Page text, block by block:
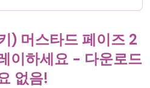
) 머스타드 페이즈 2
이하세요 - 다운로드
없음!